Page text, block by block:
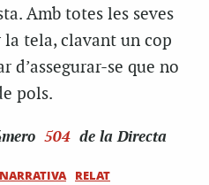
Amb totes les seves
tela, clavant un cop
d’assegurar-se que no
pols.
504 de la Directa
NARRATIVA RELAT